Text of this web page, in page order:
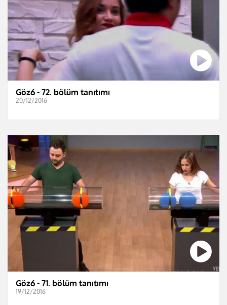
Göz6 - 72. bölüm tanıtımı
20/12/2016
Göz6 - 71. bölüm tanıtımı
19/12/2016